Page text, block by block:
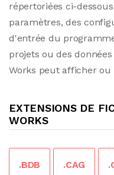
répertoriées ci-
paramètres, des
d'entrée du
projets ou des
Works peut afficher ou
EXTENSIONS DE
WORKS
.BDB .CAG